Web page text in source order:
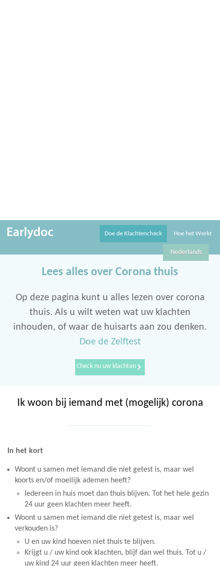
Doe de Klachtencheck Hoe het Werkt
Nederlands
Lees alles over Corona thuis
Op deze pagina kunt u alles lezen over corona
thuis. Als u wilt weten wat uw klachten
inhouden, of waar de huisarts aan zou denken.
Doe de Zelftest
Check nu uw klachten›
Ik woon bij iemand met (mogelijk) corona
In het kort
Woont u samen met iemand die niet getest is, maar wel
koorts en/of moeilijk ademen heeft?
Iedereen in huis moet dan thuis blijven. Tot het hele gezin
24 uur geen klachten meer heeft.
Woont u samen met iemand die niet getest is, maar wel
verkouden is?
U en uw kind hoeven niet thuis te blijven.
Krijgt u / uw kind ook klachten, blijf dan wel thuis. Tot u /
uw kind 24 uur geen klachten meer heeft.